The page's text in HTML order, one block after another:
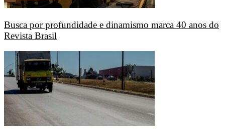
Busca por profundidade e dinamismo marca 40 anos do
Revista Brasil